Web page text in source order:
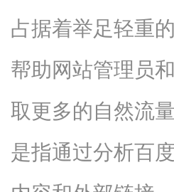
占据着举足轻重
帮助网站管理员
取更多的自然流
是指通过分析百